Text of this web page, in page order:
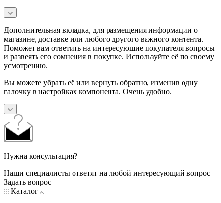
Дополнительная вкладка, для размещения информации о
магазине, доставке или любого другого важного контента.
Поможет вам ответить на интересующие покупателя вопросы
и развеять его сомнения в покупке. Используйте её по своему
усмотрению.
Вы можете убрать её или вернуть обратно, изменив одну
галочку в настройках компонента. Очень удобно.
Нужна консультация?
Наши специалисты ответят на любой интересующий вопрос
Задать вопрос
Каталог